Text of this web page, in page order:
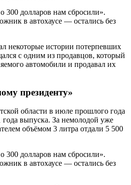
некоторые истории потерпевших
с одним из продавцов, который
автомобили и продавал их
президенту»
области в июле прошлого года
выпуска. За немолодой уже
объёмом 3 литра отдали 5 500